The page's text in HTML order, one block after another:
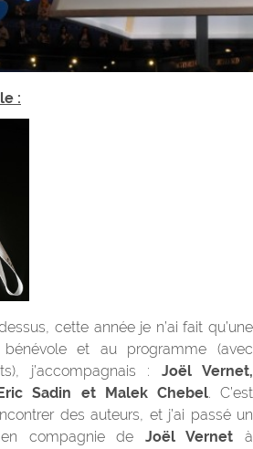
:
cette année je n’ai fait qu’une
et au programme (avec
j’accompagnais : Joël Vernet,
Sadin et Malek Chebel. C’est
des auteurs, et j’ai passé un
compagnie de Joël Vernet à